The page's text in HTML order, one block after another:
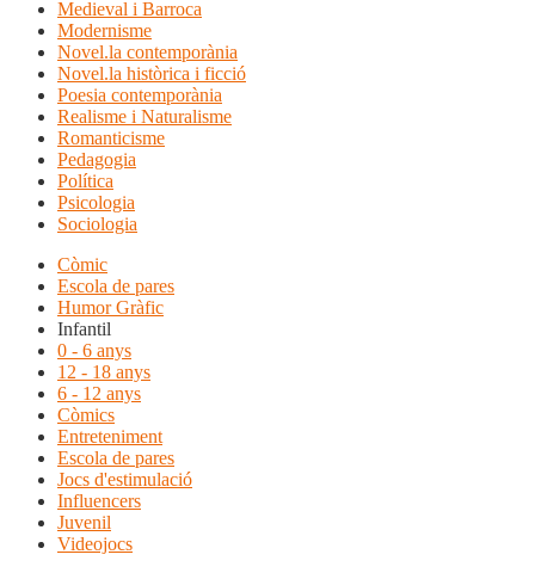
Medieval i Barroca
Modernisme
Novel.la contemporània
Novel.la històrica i ficció
Poesia contemporània
Realisme i Naturalisme
Romanticisme
Pedagogia
Política
Psicologia
Sociologia
Còmic
Escola de pares
Humor Gràfic
Infantil
0 - 6 anys
12 - 18 anys
6 - 12 anys
Còmics
Entreteniment
Escola de pares
Jocs d'estimulació
Influencers
Juvenil
Videojocs